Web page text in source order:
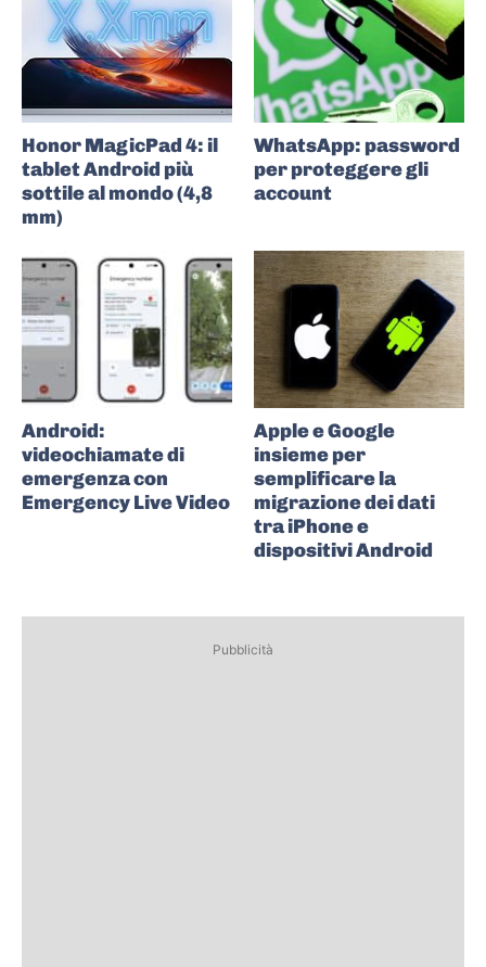
Honor MagicPad 4: il
tablet Android più
sottile al mondo (4,8
mm)
WhatsApp: password
per proteggere gli
account
Android:
videochiamate di
emergenza con
Emergency Live Video
Apple e Google
insieme per
semplificare la
migrazione dei dati
tra iPhone e
dispositivi Android
Pubblicità